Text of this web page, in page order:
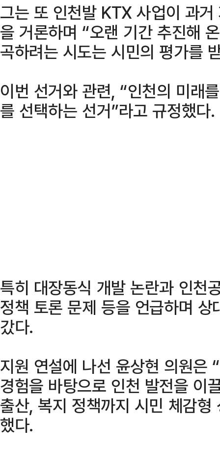
그는 또 인천발 KTX 사업이 과
을 거론하며 “오랜 기간 추진해
곡하려는 시도는 시민의 평가를
이번 선거와 관련, “인천의 미래
를 선택하는 선거”라고 규정했다.
특히 대장동식 개발 논란과 인천
정책 토론 문제 등을 언급하며
갔다.
지원 연설에 나선 윤상현 의원은
경험을 바탕으로 인천 발전을 이
출산, 복지 정책까지 시민 체감
했다.